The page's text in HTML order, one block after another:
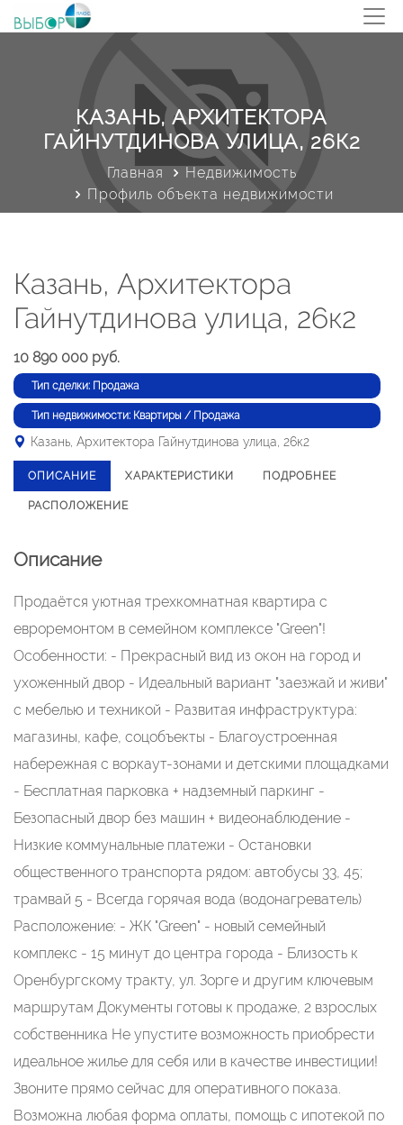
КАЗАНЬ, АРХИТЕКТОРА
ГАЙНУТДИНОВА УЛИЦА, 26К2
Главная
Недвижимость
Профиль объекта недвижимости
Казань, Архитектора
Гайнутдинова улица, 26к2
10 890 000 руб.
Тип сделки: Продажа
Тип недвижимости: Квартиры / Продажа
Казань, Архитектора Гайнутдинова улица, 26к2
ОПИСАНИЕ ХАРАКТЕРИСТИКИ ПОДРОБНЕЕ
РАСПОЛОЖЕНИЕ
Описание
Продаётся уютная трехкомнатная квартира с
евроремонтом в семейном комплексе "Green"!
Особенности: - Прекрасный вид из окон на город и
ухоженный двор - Идеальный вариант "заезжай и живи"
с мебелью и техникой - Развитая инфраструктура:
магазины, кафе, соцобъекты - Благоустроенная
набережная с воркаут-зонами и детскими площадками
- Бесплатная парковка + надземный паркинг -
Безопасный двор без машин + видеонаблюдение -
Низкие коммунальные платежи - Остановки
общественного транспорта рядом: автобусы 33, 45;
трамвай 5 - Всегда горячая вода (водонагреватель)
Расположение: - ЖК "Green" - новый семейный
комплекс - 15 минут до центра города - Близость к
Оренбургскому тракту, ул. Зорге и другим ключевым
маршрутам Документы готовы к продаже, 2 взрослых
собственника Не упустите возможность приобрести
идеальное жилье для себя или в качестве инвестиции!
Звоните прямо сейчас для оперативного показа.
Возможна любая форма оплаты, помощь с ипотекой по